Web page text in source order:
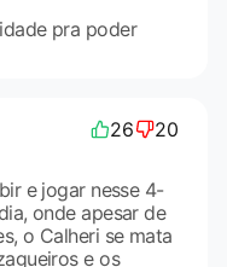
pra poder
26 20
e jogar nesse 4-
onde apesar de
o Calheri se mata
e os